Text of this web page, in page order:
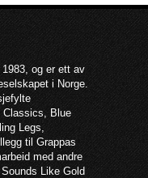
og er ett av
i Norge.
Classics, Blue
Legs,
til Grappas
med andre
Like Gold